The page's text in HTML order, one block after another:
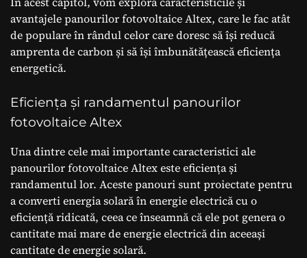
avantajele panourilor fotovoltaice Altex, care le fac atât
de populare în rândul celor care doresc să își reducă
amprenta de carbon și să își îmbunătățească eficiența
energetică.
Eficiența și randamentul panourilor
fotovoltaice Altex
Una dintre cele mai importante caracteristici ale
panourilor fotovoltaice Altex este eficiența și
randamentul lor. Aceste panouri sunt proiectate pentru
a converti energia solară în energie electrică cu o
eficiență ridicată, ceea ce înseamnă că ele pot genera o
cantitate mai mare de energie electrică din aceeași
cantitate de energie solară.